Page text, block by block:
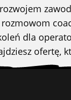
dla
ofertę,